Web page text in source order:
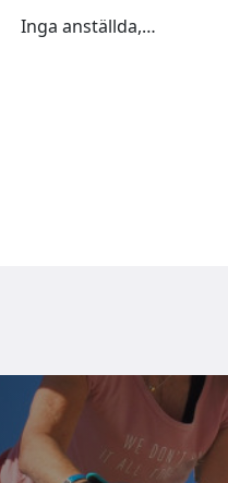
Inga anställda,…